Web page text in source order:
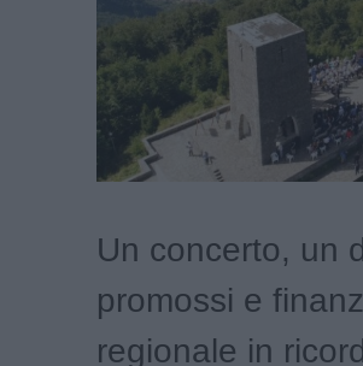
Un concerto, un
promossi e
regionale in